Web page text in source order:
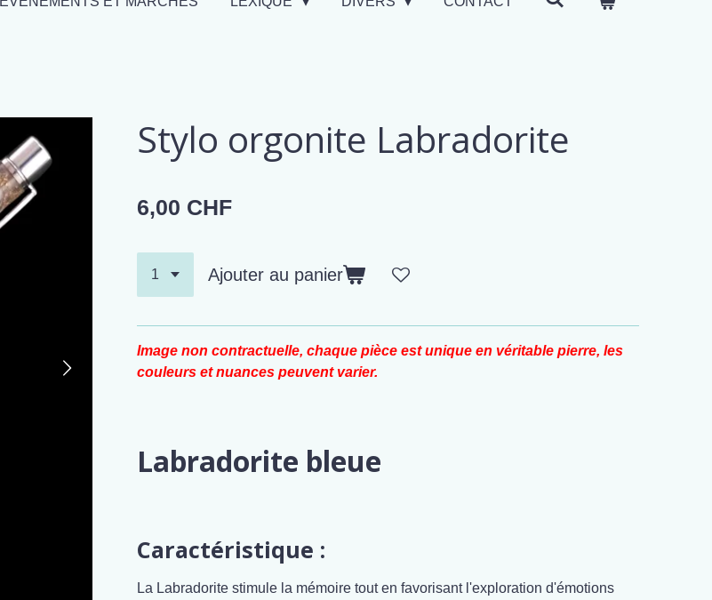
Stylo orgonite Labradorite
6,00 CHF
Ajouter au panier
Image non contractuelle, chaque pièce est unique en véritable pierre, les
couleurs et nuances peuvent varier.
Labradorite bleue
Caractéristique :
La Labradorite stimule la mémoire tout en favorisant l'exploration d'émotions